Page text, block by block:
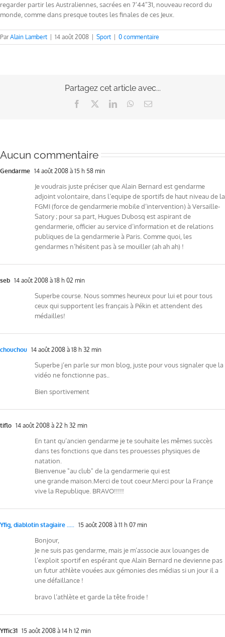
regarder partir les Australiennes, sacrées en 7’44″31, nouveau record du
monde, comme dans presque toutes les finales de ces Jeux.
ParAlain Lambert 14 août 2008 Sport 0 commentaire
Partagez cet article avec...
Facebook LinkedInWhatsApp
Email
Aucun commentaire
Gendarme 14 août 2008 à 15 h 58 min
Je voudrais juste préciser que Alain Bernard est gendarme
adjoint volontaire, dans l’equipe de sportifs de haut niveau de la
FGMI (force de gendarmerie mobile d’intervention) à Versaille-
Satory ; pour sa part, Hugues Dubosq est aspirant de
gendarmerie, officier au service d’information et de relations
publiques de la gendarmerie à Paris. Comme quoi, les
gendarmes n’hésitent pas à se mouiller (ah ah ah) !
seb 14 août 2008 à 18 h 02 min
Superbe course. Nous sommes heureux pour lui et pour tous
ceux qui supportent les français à Pékin et attendent des
médailles!
chouchou 14 août 2008 à 18 h 32 min
Superbe j’en parle sur mon blog, juste pour vous signaler que la
vidéo ne fonctionne pas..
Bien sportivement
tiflo 14 août 2008 à 22 h 32 min
En tant qu’ancien gendarme je te souhaite les mêmes succès
dans tes fonctions que dans tes prouesses physiques de
natation.
Bienvenue "au club" de la gendarmerie qui est
une grande maison.Merci de tout coeur.Merci pour la Françe
vive la Republique. BRAVO!!!!!
Yfig, diablotin stagiaire ..... 15 août 2008 à 11 h 07 min
Bonjour,
Je ne suis pas gendarme, mais je m’associe aux louanges de
l’exploit sportif en espérant que Alain Bernard ne devienne pas
un futur athlète vouées aux gémonies des médias si un jour il a
une défaillance !
bravo l’athlète et garde la tête froide !
Yffic31 15 août 2008 à 14 h 12 min